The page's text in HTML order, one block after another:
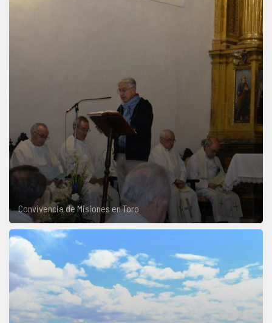
Convivencia de Misiones en Toro